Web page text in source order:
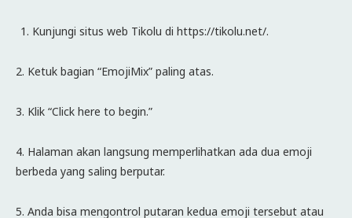
Kunjungi situs web Tikolu di https://tikolu.net/.
2. Ketuk bagian “EmojiMix” paling atas.
3. Klik “Click here to begin.”
4. Halaman akan langsung memperlihatkan ada dua emoji
berbeda yang saling berputar.
5. Anda bisa mengontrol putaran kedua emoji tersebut atau